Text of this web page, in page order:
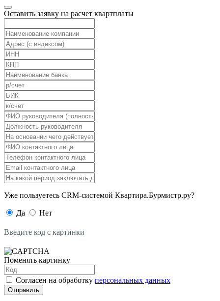
Оставить заявку на расчет квартплаты
Уже пользуетесь CRM-системой Квартира.Бурмистр.ру?
Да Нет
Введите код с картинки
Поменять картинку
Согласен на обработку персональных данных
Отправить